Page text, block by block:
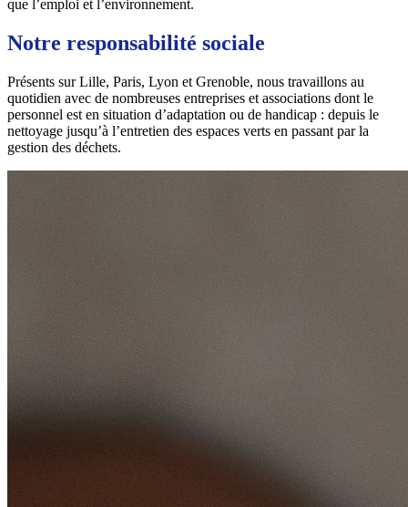
que l’emploi et l’environnement.
Notre responsabilité sociale
Présents sur Lille, Paris, Lyon et Grenoble, nous travaillons au
quotidien avec de nombreuses entreprises et associations dont le
personnel est en situation d’adaptation ou de handicap : depuis le
nettoyage jusqu’à l’entretien des espaces verts en passant par la
gestion des déchets.